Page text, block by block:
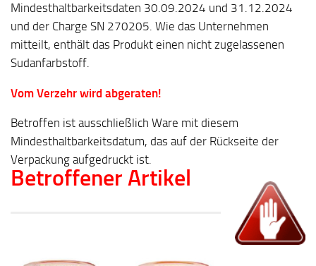
Mindesthaltbarkeitsdaten 30.09.2024 und 31.12.2024
und der Charge SN 270205. Wie das Unternehmen
mitteilt, enthält das Produkt einen nicht zugelassenen
Sudanfarbstoff.
Vom Verzehr wird abgeraten!
Betroffen ist ausschließlich Ware mit diesem
Mindesthaltbarkeitsdatum, das auf der Rückseite der
Verpackung aufgedruckt ist.
Betroffener Artikel